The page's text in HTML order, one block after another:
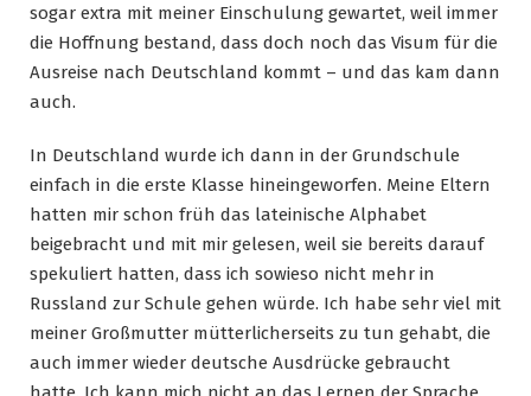
sogar extra mit meiner Einschulung gewartet, weil immer
die Hoffnung bestand, dass doch noch das Visum für die
Ausreise nach Deutschland kommt – und das kam dann
auch.
In Deutschland wurde ich dann in der Grundschule
einfach in die erste Klasse hineingeworfen. Meine Eltern
hatten mir schon früh das lateinische Alphabet
beigebracht und mit mir gelesen, weil sie bereits darauf
spekuliert hatten, dass ich sowieso nicht mehr in
Russland zur Schule gehen würde. Ich habe sehr viel mit
meiner Großmutter mütterlicherseits zu tun gehabt, die
auch immer wieder deutsche Ausdrücke gebraucht